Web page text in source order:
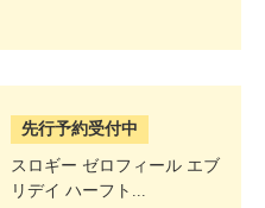
先行予約受付中
スロギー ゼロフィール エブ
リデイ ハーフト...